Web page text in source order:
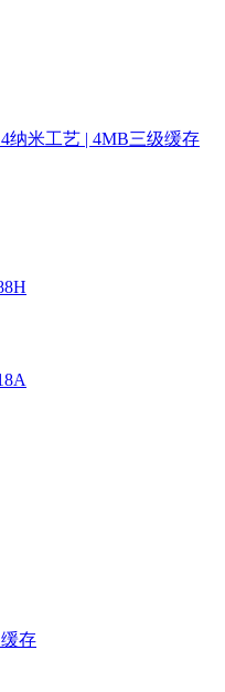
纳米工艺 | 4MB三级缓存
存